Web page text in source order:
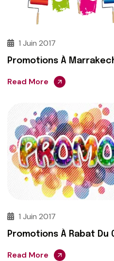
1 Juin 2017
Promotions À
Read More
1 Juin 2017
Promotions À Rabat Du
Read More